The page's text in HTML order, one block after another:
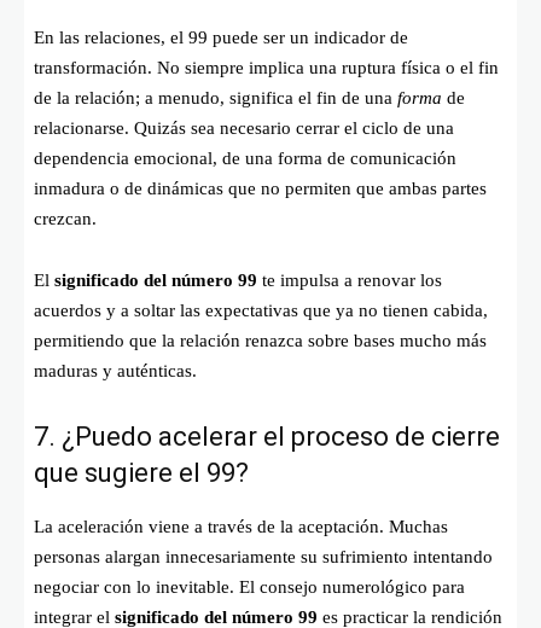
En las relaciones, el 99 puede ser un indicador de
transformación. No siempre implica una ruptura física o el fin
de la relación; a menudo, significa el fin de una forma de
relacionarse. Quizás sea necesario cerrar el ciclo de una
dependencia emocional, de una forma de comunicación
inmadura o de dinámicas que no permiten que ambas partes
crezcan.
El significado del número 99 te impulsa a renovar los
acuerdos y a soltar las expectativas que ya no tienen cabida,
permitiendo que la relación renazca sobre bases mucho más
maduras y auténticas.
7. ¿Puedo acelerar el proceso de cierre
que sugiere el 99?
La aceleración viene a través de la aceptación. Muchas
personas alargan innecesariamente su sufrimiento intentando
negociar con lo inevitable. El consejo numerológico para
integrar el significado del número 99 es practicar la rendición